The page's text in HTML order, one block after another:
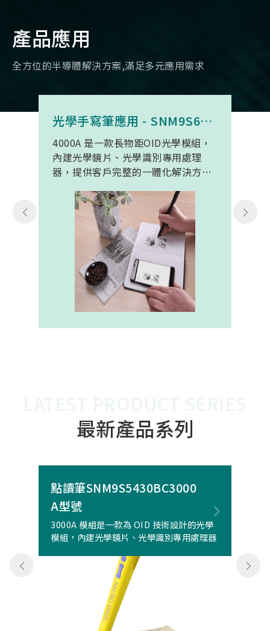
產品應用
全方位的半導體解決方案,滿足多元應用需求
光學手寫筆應用 - SNM9S6100BC4000A
4000A 是一款長物距OID光學模組，
內建光學鏡片、光學識別專用處理
器，提供客戶完整的一體化解決方
置開發。模組在保持小型化的同時，
延伸了可用物距範圍，使其能在離紙
面更遠的位置仍精確讀取碼點，同時
內建的高幀率SoC，能確保書寫筆跡
的連續與準確。 透過4000A模組能有
效縮短客戶開發週期，並確保在小型
裝置中仍維持高精度與穩定度，讓產
品能夠以最自然的方式，將紙本與數
位內容緊密連結。
最新產品系列
點讀筆SNM9S5430BC3000
A型號
3000A 模組是一款為 OID 技術設計的光學
模組，內建光學鏡片、光學識別專用處理器